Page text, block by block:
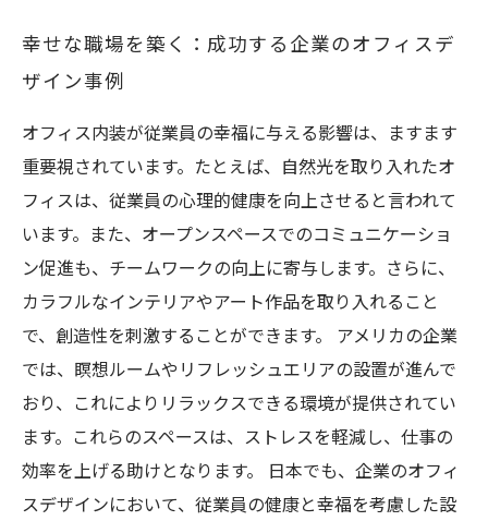
幸せな職場を築く：成功する企業のオフィスデ
ザイン事例
オフィス内装が従業員の幸福に与える影響は、ますます
重要視されています。たとえば、自然光を取り入れたオ
フィスは、従業員の心理的健康を向上させると言われて
います。また、オープンスペースでのコミュニケーショ
ン促進も、チームワークの向上に寄与します。さらに、
カラフルなインテリアやアート作品を取り入れること
で、創造性を刺激することができます。 アメリカの企業
では、瞑想ルームやリフレッシュエリアの設置が進んで
おり、これによりリラックスできる環境が提供されてい
ます。これらのスペースは、ストレスを軽減し、仕事の
効率を上げる助けとなります。 日本でも、企業のオフィ
スデザインにおいて、従業員の健康と幸福を考慮した設